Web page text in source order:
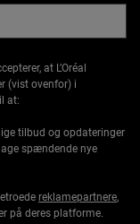
at L’Oréal
(vist ovenfor) i
at:
tilbud og opdateringer
spændende nye
reklamepartnere,
på deres platforme.